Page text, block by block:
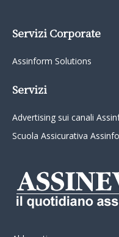
Servizi Corporate
Assinform Solutions
Servizi
Advertising sui canali
Scuola Assicurativa